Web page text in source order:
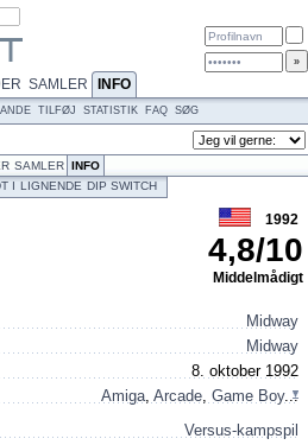
SAMLER INFO
TILFØJ STATISTIK FAQ SØG
SAMLER INFO
I LIGNENDE DIP SWITCH
1992
4,8/10
Middelmådigt
Midway
Midway
8. oktober 1992
Amiga, Arcade, Game Boy...
Versus-kampspil